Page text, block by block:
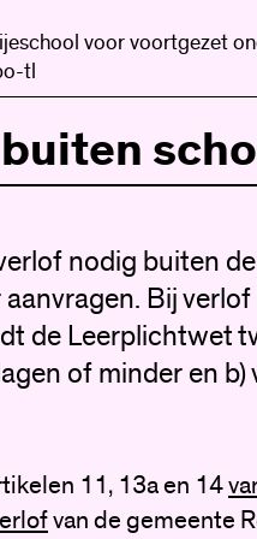
voor voortgezet
tl
nodig buiten
Bij
de Leerplichtwet
of minder en
11, 13a en 14
van de gemeente